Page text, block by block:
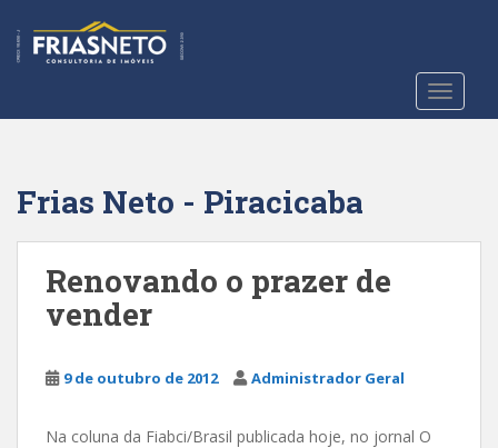
t
Frias Neto - Piracicaba
Renovando o prazer de
vender
9 de outubro de 2012 Administrador Geral
Na coluna da Fiabci/Brasil publicada hoje, no jornal O